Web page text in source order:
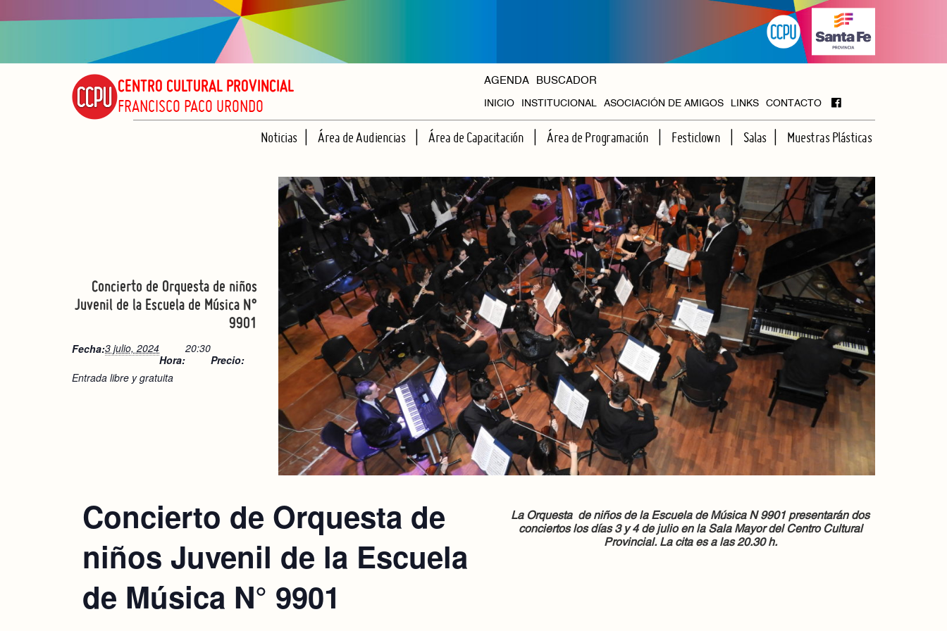
CENTRO CULTURAL PROVINCIAL
FRANCISCO PACO URONDO
AGENDA BUSCADOR
INICIO INSTITUCIONAL
HISTORIA
ORGANISMOS
ASOCIACIÓN DE AMIGOS LINKS CONTACTO
Noticias Área de Audiencias Área de Capacitación Área de Programación Festiclown Salas Muestras Plásticas
Concierto de Orquesta de niños
Juvenil de la Escuela de Música N°
9901
Fecha:3 julio, 2024
Hora:
20:30
Precio:
Entrada libre y gratuita
Concierto de Orquesta de
niños Juvenil de la Escuela
de Música N° 9901
La Orquesta de niños de la Escuela de Música N 9901 presentarán dos
conciertos los días 3 y 4 de julio en la Sala Mayor del Centro Cultural
Provincial. La cita es a las 20.30 h.